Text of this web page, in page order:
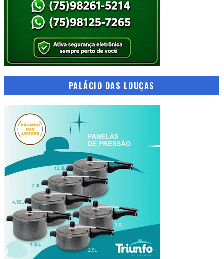
PALÁCIO DAS LOUÇAS